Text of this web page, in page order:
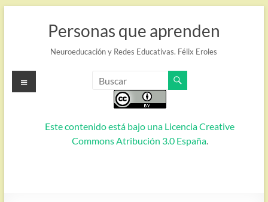
Personas que aprenden
Neuroeducación y Redes Educativas. Félix Eroles
Este contenido está bajo una Licencia Creative
Commons Atribución 3.0 España.
Menú